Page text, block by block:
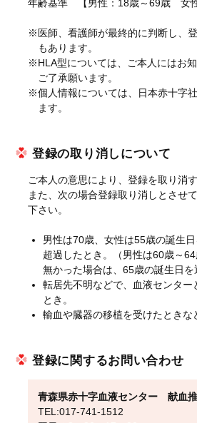
年齢基準 【男性：18歳～69歳 女性
※医師、看護師が最終的に判断し、
もあります。
※HLA型については、ご本人にはお
ご了承願います。
※個人情報については、日本赤十字
ます。
登録の取り消しについて
ご本人の意思により、登録を取り消
また、次の場合登録取り消しとさせ
下さい。
男性は70歳、女性は55歳の誕生
超過したとき。（男性は60歳～
無かった場合は、65歳の誕生日を
転居先不明などで、血液センター
とき。
輸血や臓器の移植を受けたときな
登録に関するお問い合わせ
青森県赤十字血液センター 献血
TEL:017-741-1512